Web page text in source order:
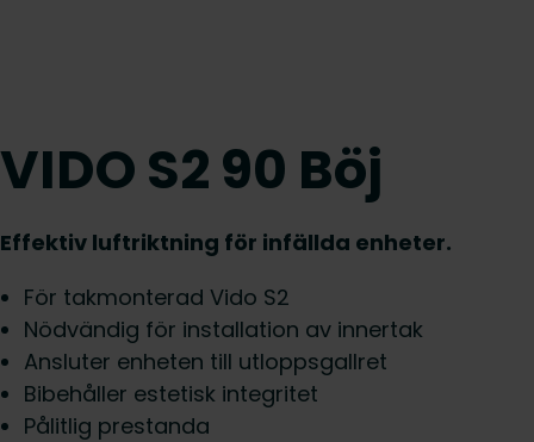
VIDO S2 90 Böj
Effektiv luftriktning för infällda enheter.
För takmonterad Vido S2
Nödvändig för installation av innertak
Ansluter enheten till utloppsgallret
Bibehåller estetisk integritet
Pålitlig prestanda